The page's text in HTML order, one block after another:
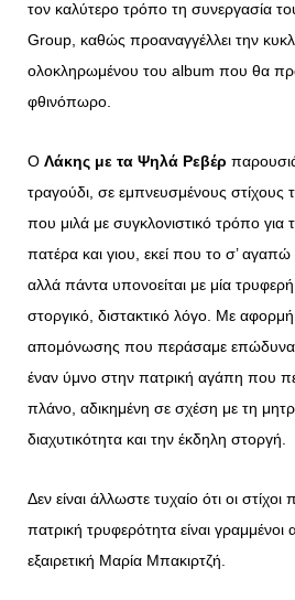
τον καλύτερο τρόπο τη συνεργασία
Group, καθώς προαναγγέλλει την
ολοκληρωμένου του album που θα
φθινόπωρο.
Ο Λάκης με τα Ψηλά Ρεβέρ
τραγούδι, σε εμπνευσμένους στίχους
που μιλά με συγκλονιστικό τρόπο για
πατέρα και γιου, εκεί που το σ’ αγαπώ
αλλά πάντα υπονοείται με μία
στοργικό, διστακτικό λόγο. Με αφορμή
απομόνωσης που περάσαμε επώδυνα
έναν ύμνο στην πατρική αγάπη που
πλάνο, αδικημένη σε σχέση με τη
διαχυτικότητα και την έκδηλη στοργή.
Δεν είναι άλλωστε τυχαίο ότι οι
πατρική τρυφερότητα είναι γραμμένοι
εξαιρετική Μαρία Μπακιρτζή.